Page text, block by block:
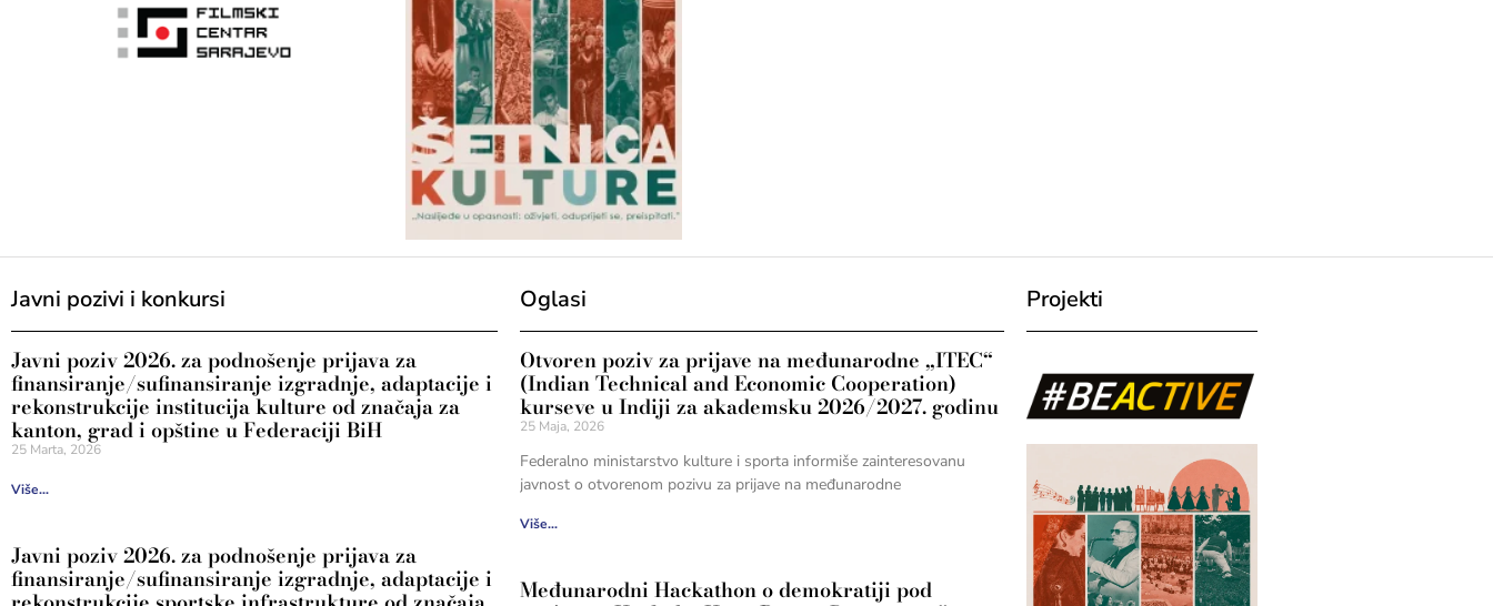
Javni pozivi i konkursi
Javni poziv 2026. za podnošenje prijava za
finansiranje/sufinansiranje izgradnje, adaptacije i
rekonstrukcije institucija kulture od značaja za
kanton, grad i opštine u Federaciji BiH
25 Marta, 2026
Više...
Javni poziv 2026. za podnošenje prijava za
finansiranje/sufinansiranje izgradnje, adaptacije i
Oglasi
Otvoren poziv za prijave na međunarodne „ITEC“
(Indian Technical and Economic Cooperation)
kurseve u Indiji za akademsku 2026/2027. godinu
25 Maja, 2026
Federalno ministarstvo kulture i sporta informiše zainteresovanu
javnost o otvorenom pozivu za prijave na međunarodne
Više...
Međunarodni Hackathon o demokratiji pod
Projekti